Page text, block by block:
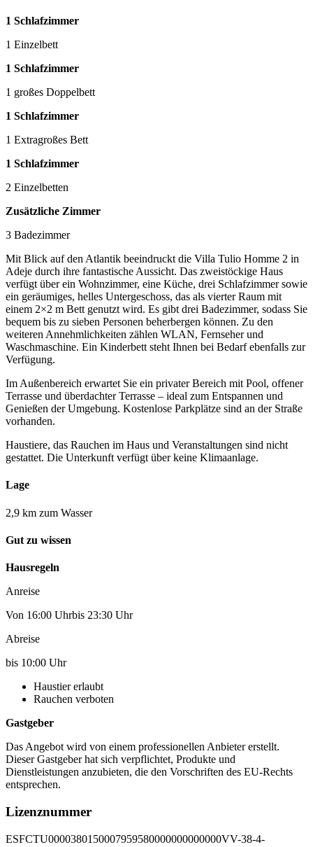
1 Schlafzimmer
1 Einzelbett
1 Schlafzimmer
1 großes Doppelbett
1 Schlafzimmer
1 Extragroßes Bett
1 Schlafzimmer
2 Einzelbetten
Zusätzliche Zimmer
3 Badezimmer
Mit Blick auf den Atlantik beeindruckt die Villa Tulio Homme 2 in
Adeje durch ihre fantastische Aussicht. Das zweistöckige Haus
verfügt über ein Wohnzimmer, eine Küche, drei Schlafzimmer sowie
ein geräumiges, helles Untergeschoss, das als vierter Raum mit
einem 2×2 m Bett genutzt wird. Es gibt drei Badezimmer, sodass Sie
bequem bis zu sieben Personen beherbergen können. Zu den
weiteren Annehmlichkeiten zählen WLAN, Fernseher und
Waschmaschine. Ein Kinderbett steht Ihnen bei Bedarf ebenfalls zur
Verfügung.
Im Außenbereich erwartet Sie ein privater Bereich mit Pool, offener
Terrasse und überdachter Terrasse – ideal zum Entspannen und
Genießen der Umgebung. Kostenlose Parkplätze sind an der Straße
vorhanden.
Haustiere, das Rauchen im Haus und Veranstaltungen sind nicht
gestattet. Die Unterkunft verfügt über keine Klimaanlage.
Lage
2,9 km zum Wasser
Gut zu wissen
Hausregeln
Anreise
Von 16:00 Uhrbis 23:30 Uhr
Abreise
bis 10:00 Uhr
Haustier erlaubt
Rauchen verboten
Gastgeber
Das Angebot wird von einem professionellen Anbieter erstellt.
Dieser Gastgeber hat sich verpflichtet, Produkte und
Dienstleistungen anzubieten, die den Vorschriften des EU-Rechts
entsprechen.
Lizenznummer
ESFCTU0000380150007959580000000000000VV-38-4-